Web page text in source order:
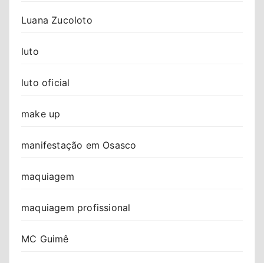
Luana Zucoloto
luto
luto oficial
make up
manifestação em Osasco
maquiagem
maquiagem profissional
MC Guimê